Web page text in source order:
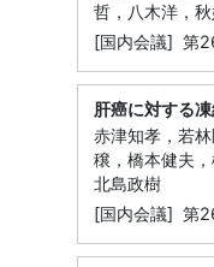
哲，八木洋，
[国内会議] 第
肝癌に対する
赤津知孝，若
穣，橋本健夫
北島政樹
[国内会議] 第